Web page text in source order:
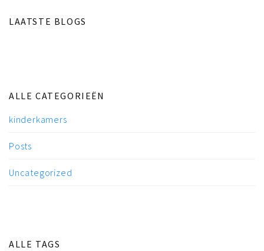
LAATSTE BLOGS
ALLE CATEGORIEËN
kinderkamers
Posts
Uncategorized
ALLE TAGS